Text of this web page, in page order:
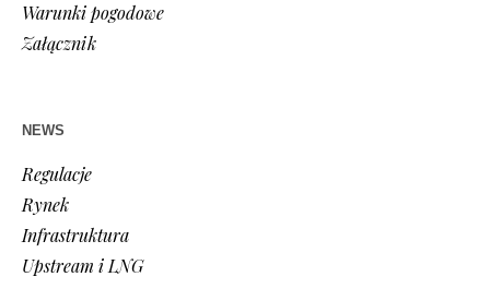
Warunki pogodowe
Załącznik
NEWS
Regulacje
Rynek
Infrastruktura
Upstream i LNG